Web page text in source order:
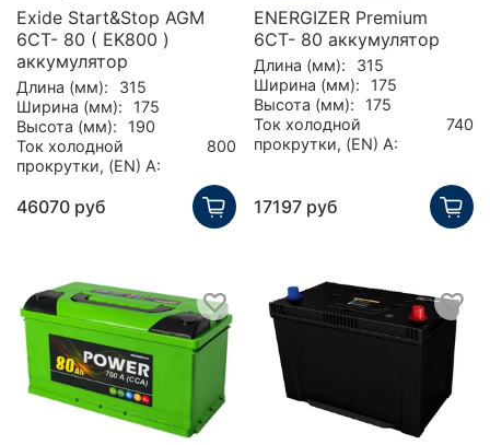
Exide Start&Stop AGM
6СТ- 80 ( EK800 )
аккумулятор
Длина (мм):
315
Ширина (мм):
175
Высота (мм):
190
Ток холодной
прокрутки, (EN) А:
800
46070 руб
ENERGIZER Premium
6CT- 80 аккумулятор
Длина (мм):
315
Ширина (мм):
175
Высота (мм):
175
Ток холодной
прокрутки, (EN) А:
740
17197 руб